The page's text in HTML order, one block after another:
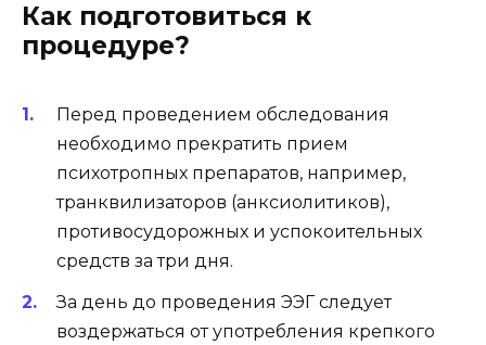
Как подготовиться к
процедуре?
Перед проведением обследования
необходимо прекратить прием
психотропных препаратов, например,
транквилизаторов (анксиолитиков),
противосудорожных и успокоительных
средств за три дня.
За день до проведения ЭЭГ следует
воздержаться от употребления крепкого